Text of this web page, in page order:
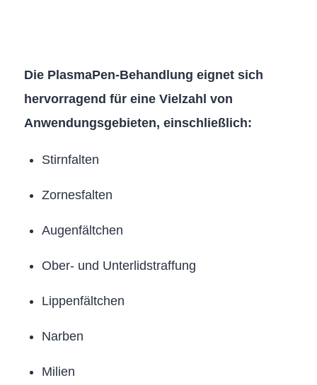
Die PlasmaPen-Behandlung eignet sich
hervorragend für eine Vielzahl von
Anwendungsgebieten, einschließlich:
Stirnfalten
Zornesfalten
Augenfältchen
Ober- und Unterlidstraffung
Lippenfältchen
Narben
Milien